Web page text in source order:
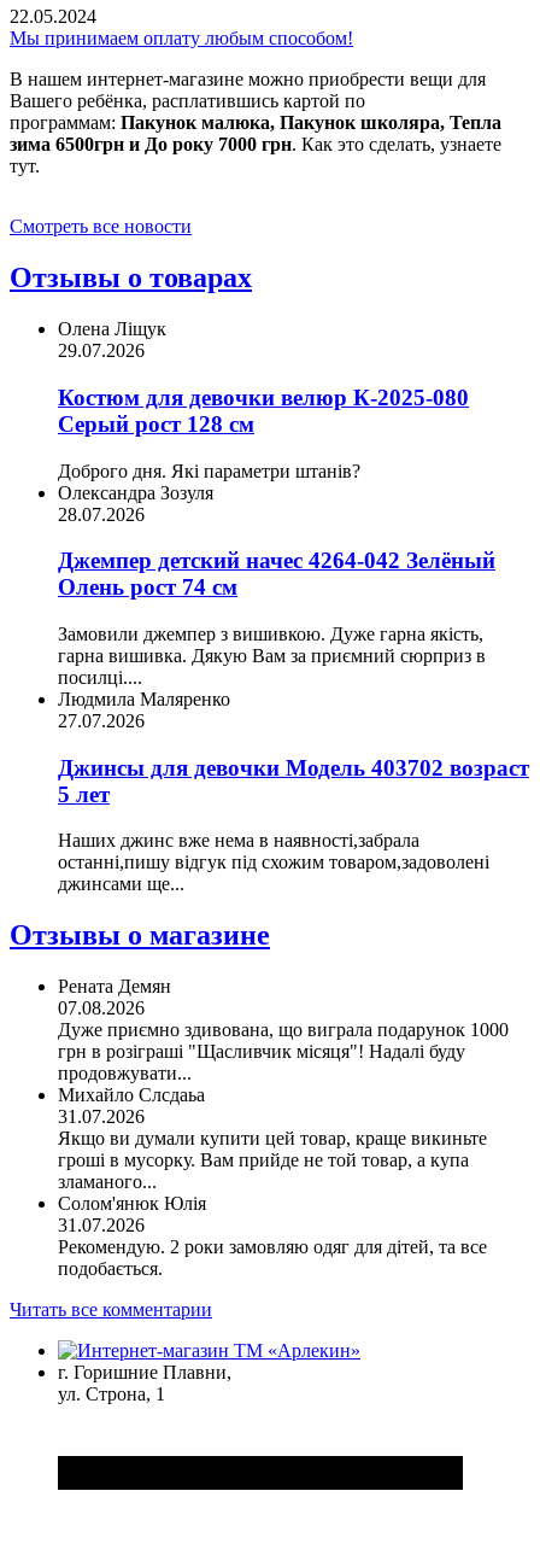
22.05.2024
Мы принимаем оплату любым способом!
В нашем интернет-магазине можно приобрести вещи для
Вашего ребёнка, расплатившись картой по
программам: Пакунок малюка, Пакунок школяра, Тепла
зима 6500грн и До року 7000 грн. Как это сделать, узнаете
тут.
Смотреть все новости
Отзывы о товарах
Олена Ліщук
29.07.2026
Костюм для девочки велюр К-2025-080
Серый рост 128 см
Доброго дня. Які параметри штанів?
Олександра Зозуля
28.07.2026
Джемпер детский начес 4264-042 Зелёный
Олень рост 74 см
Замовили джемпер з вишивкою. Дуже гарна якість,
гарна вишивка. Дякую Вам за приємний сюрприз в
посилці....
Людмила Маляренко
27.07.2026
Джинсы для девочки Модель 403702 возраст
5 лет
Наших джинс вже нема в наявності,забрала
останні,пишу відгук під схожим товаром,задоволені
джинсами ще...
Отзывы о магазине
Рената Демян
07.08.2026
Дуже приємно здивована, що виграла подарунок 1000
грн в розіграші "Щасливчик місяця"! Надалі буду
продовжувати...
Михайло Слсдаьа
31.07.2026
Якщо ви думали купити цей товар, краще викиньте
гроші в мусорку. Вам прийде не той товар, а купа
зламаного...
Солом'янюк Юлія
31.07.2026
Рекомендую. 2 роки замовляю одяг для дітей, та все
подобається.
Читать все комментарии
г. Горишние Плавни,
ул. Строна, 1